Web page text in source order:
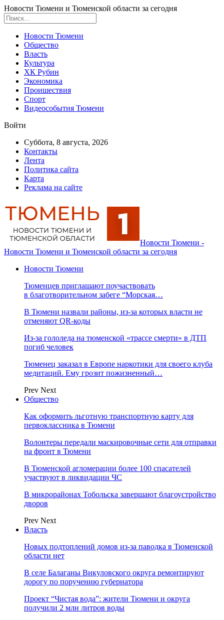
Новости Тюмени и Тюменской области за сегодня
Новости Тюмени
Общество
Власть
Культура
ХК Рубин
Экономика
Проишествия
Спорт
Видеособытия Тюмени
Войти
Суббота, 8 августа, 2026
Контакты
Лента
Политика сайта
Карта
Реклама на сайте
Новости Тюмени -
Новости Тюмени и Тюменской области за сегодня
Новости Тюмени
Тюменцев приглашают поучаствовать
в благотворительном забеге “Морская…
В Тюмени назвали районы, из-за которых власти не
отменяют QR-коды
Из-за гололеда на тюменской «трассе смерти» в ДТП
погиб человек
Тюменец заказал в Европе наркотики для своего клуба
медитаций. Ему грозит пожизненный…
Prev Next
Общество
Как оформить льготную транспортную карту для
первоклассника в Тюмени
Волонтеры передали маскировочные сети для отправки
на фронт в Тюмени
В Тюменской агломерации более 100 спасателей
участвуют в ликвидации ЧС
В микрорайонах Тобольска завершают благоустройство
дворов
Prev Next
Власть
Новых подтоплений домов из-за паводка в Тюменской
области нет
В селе Балаганы Викуловского округа ремонтируют
дорогу по поручению губернатора
Проект “Чистая вода”: жители Тюмени и округа
получили 2 млн литров воды